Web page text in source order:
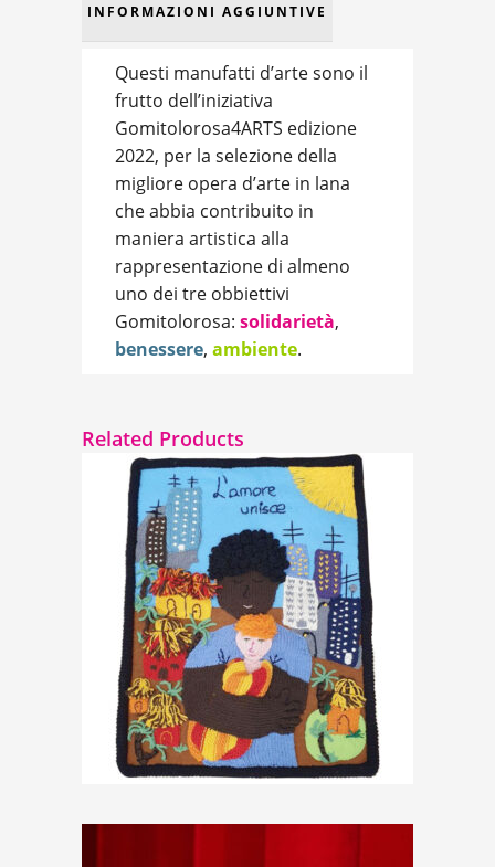
INFORMAZIONI AGGIUNTIVE
Questi manufatti d’arte sono il
frutto dell’iniziativa
Gomitolorosa4ARTS edizione
2022, per la selezione della
migliore opera d’arte in lana
che abbia contribuito in
maniera artistica alla
rappresentazione di almeno
uno dei tre obbiettivi
Gomitolorosa: solidarietà,
benessere, ambiente.
Related Products
Arazzo “L’amore unisce”
€69,00